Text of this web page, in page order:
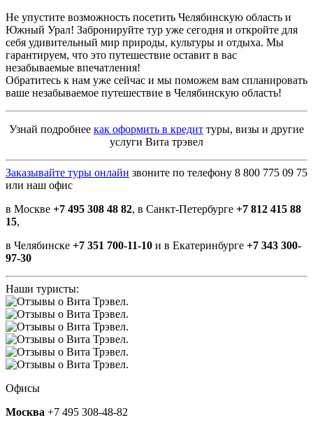
Не упустите возможность посетить Челябинскую область и
Южный Урал! Забронируйте тур уже сегодня и откройте для
себя удивительный мир природы, культуры и отдыха. Мы
гарантируем, что это путешествие оставит в вас
незабываемые впечатления!
Обратитесь к нам уже сейчас и мы поможем вам спланировать
ваше незабываемое путешествие в Челябинскую область!
Узнай подробнее как оформить в кредит туры, визы и другие
услуги Вита трэвел
Заказывайте туры онлайн звоните по телефону 8 800 775 09 75
или наш офис
в Москве +7 495 308 48 82, в Санкт-Петербурге +7 812 415 88
15,
в Челябинске +7 351 700-11-10 и в Екатеринбурге +7 343 300-
97-30
Наши туристы:
Офисы
Москва +7 495 308-48-82